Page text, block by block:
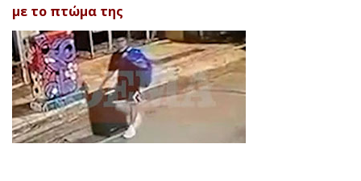
με το πτώμα της